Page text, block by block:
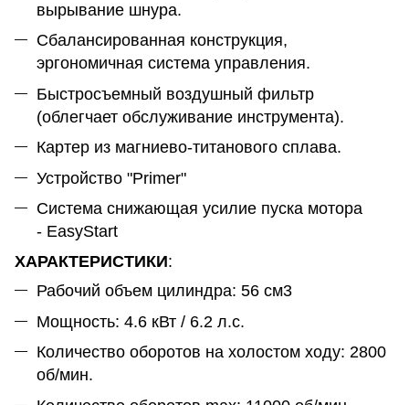
вырывание шнура.
Сбалансированная конструкция,
эргономичная система управления.
Быстросъемный воздушный фильтр
(облегчает обслуживание инструмента).
Картер из магниево-титанового сплава.
Устройство "Primer"
Система снижающая усилие пуска мотора
- EasyStart
ХАРАКТЕРИСТИКИ:
Рабочий объем цилиндра: 56 см3
Мощность: 4.6 кВт / 6.2 л.с.
Количество оборотов на холостом ходу: 2800
об/мин.